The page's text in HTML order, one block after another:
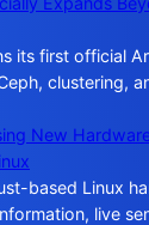
its first official
clustering,
New
based Linux
live